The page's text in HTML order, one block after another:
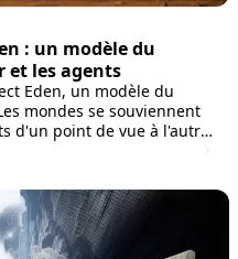
: un modèle du
et les agents
Eden, un modèle du
mondes se souviennent
d'un point de vue à l'autre